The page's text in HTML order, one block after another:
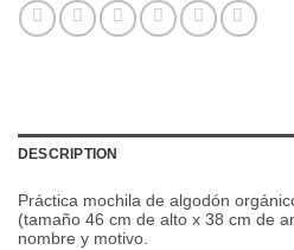
DESCRIPTION
Práctica mochila de algodón
(tamaño 46 cm de alto x 38 cm de
nombre y motivo.